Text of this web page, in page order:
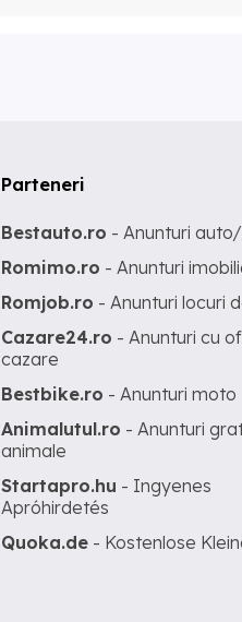
Parteneri
Bestauto.ro - Anunturi
Romimo.ro - Anunturi
Romjob.ro - Anunturi locuri
Cazare24.ro - Anunturi cu
cazare
Bestbike.ro - Anunturi moto
Animalutul.ro - Anunturi
animale
Startapro.hu - Ingyenes
Apróhirdetés
Quoka.de - Kostenlose